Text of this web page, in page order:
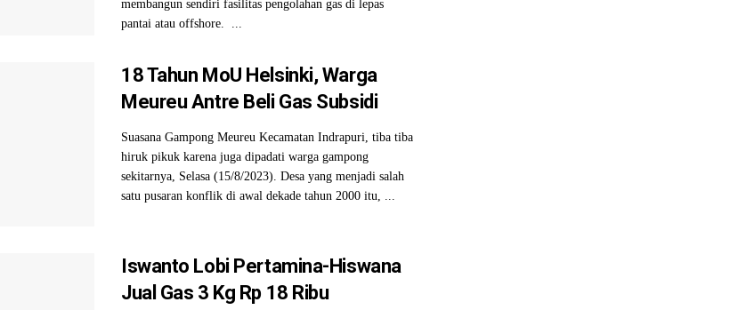
membangun sendiri fasilitas pengolahan gas di lepas
pantai atau offshore. ...
18 Tahun MoU Helsinki, Warga
Meureu Antre Beli Gas Subsidi
Suasana Gampong Meureu Kecamatan Indrapuri, tiba tiba
hiruk pikuk karena juga dipadati warga gampong
sekitarnya, Selasa (15/8/2023). Desa yang menjadi salah
satu pusaran konflik di awal dekade tahun 2000 itu, ...
Iswanto Lobi Pertamina-Hiswana
Jual Gas 3 Kg Rp 18 Ribu